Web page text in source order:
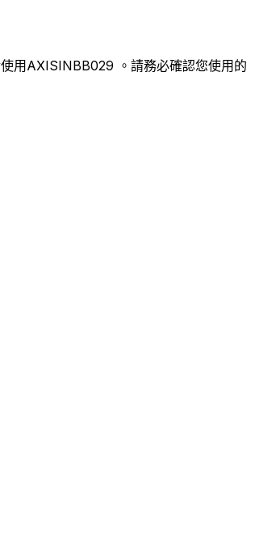
用AXISINBB029 。請務必確認您使用的